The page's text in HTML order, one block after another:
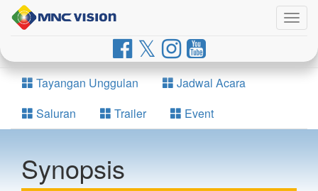
Tayangan Unggulan
Jadwal Acara
Saluran
Trailer Event
Synopsis